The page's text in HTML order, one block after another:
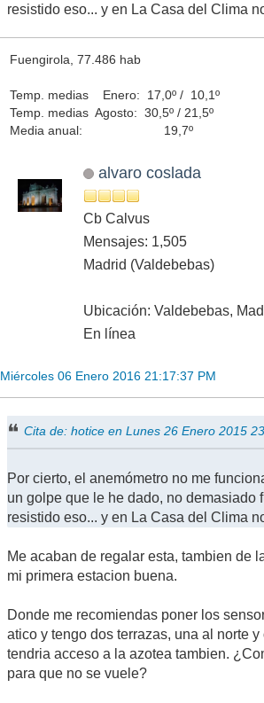
resistido eso... y en La Casa del Clima
Fuengirola, 77.486 hab
Temp. medias Enero: 17,0º / 10,1º
Temp. medias Agosto: 30,5º / 21,5º
Media anual: 19,7º
alvaro coslada
Cb Calvus
Mensajes: 1,505
Madrid (Valdebebas)
Ubicación: Valdebebas,
En línea
Miércoles 06 Enero 2016 21:17:37 PM
Cita de: hotice en Lunes 26 Enero 2015
Por cierto, el anemómetro no me
un golpe que le he dado, no demasiado
resistido eso... y en La Casa del Clima
Me acaban de regalar esta, tambien de
mi primera estacion buena.
Donde me recomiendas poner los
atico y tengo dos terrazas, una al norte y
tendria acceso a la azotea tambien.
para que no se vuele?